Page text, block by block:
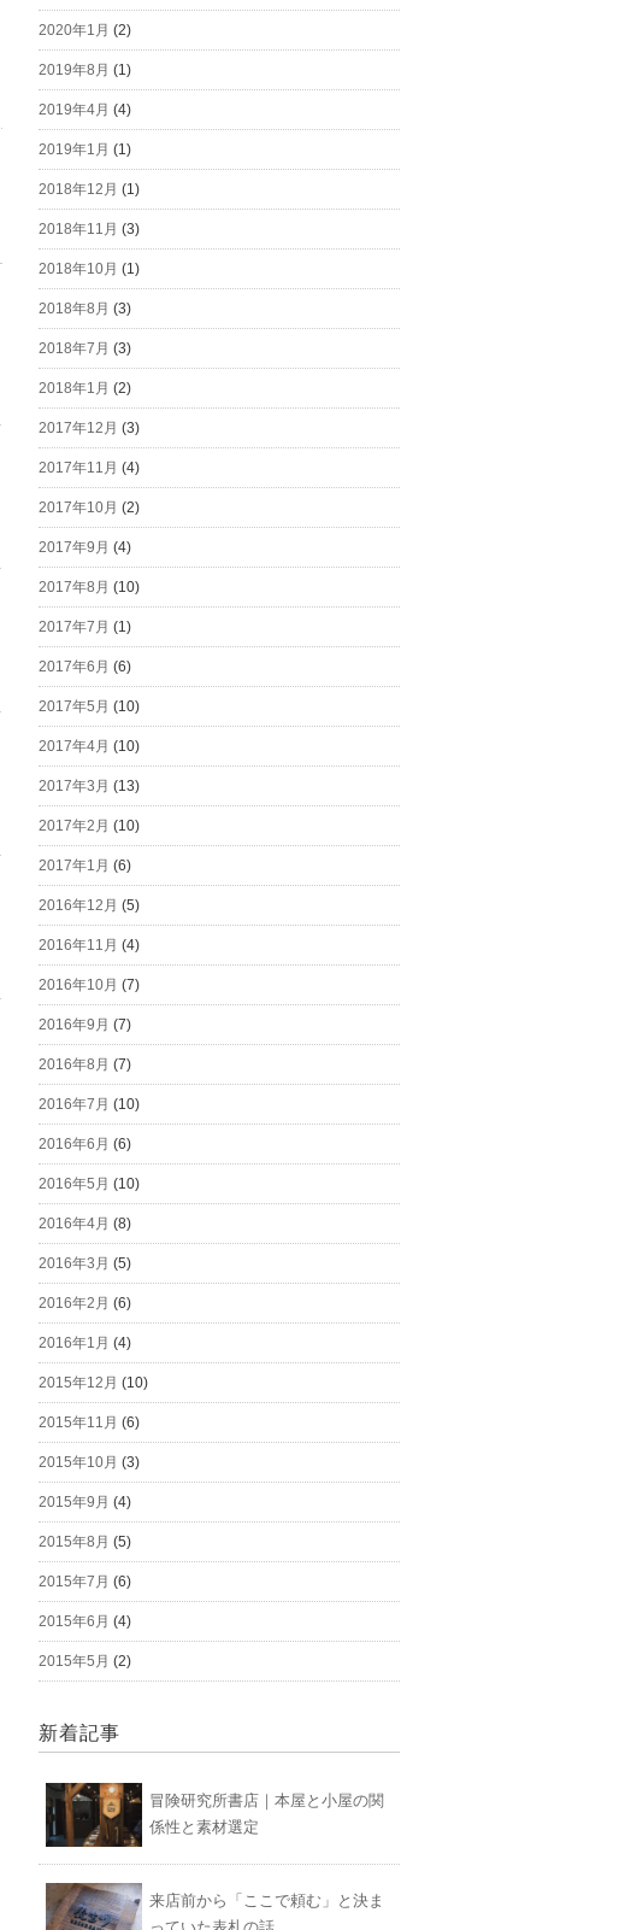
2020年1月 (2)
2019年8月 (1)
2019年4月 (4)
2019年1月 (1)
2018年12月 (1)
2018年11月 (3)
2018年10月 (1)
2018年8月 (3)
2018年7月 (3)
2018年1月 (2)
2017年12月 (3)
2017年11月 (4)
2017年10月 (2)
2017年9月 (4)
2017年8月 (10)
2017年7月 (1)
2017年6月 (6)
2017年5月 (10)
2017年4月 (10)
2017年3月 (13)
2017年2月 (10)
2017年1月 (6)
2016年12月 (5)
2016年11月 (4)
2016年10月 (7)
2016年9月 (7)
2016年8月 (7)
2016年7月 (10)
2016年6月 (6)
2016年5月 (10)
2016年4月 (8)
2016年3月 (5)
2016年2月 (6)
2016年1月 (4)
2015年12月 (10)
2015年11月 (6)
2015年10月 (3)
2015年9月 (4)
2015年8月 (5)
2015年7月 (6)
2015年6月 (4)
2015年5月 (2)
新着記事
冒険研究所書店｜本屋と小屋の関
係性と素材選定
来店前から「ここで頼む」と決ま